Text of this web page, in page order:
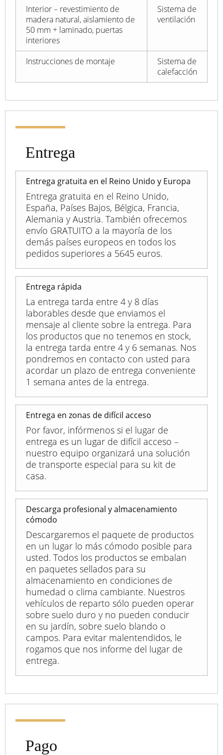
Interior – revestimiento de
madera natural, aislamiento de
50 mm + laminado, puertas
interiores
Sistema de
ventilación
Instrucciones de montaje
Sistema de
calefacción
Entrega
Entrega gratuita en el Reino Unido y Europa
Entrega gratuita en el Reino Unido,
España, Países Bajos, Bélgica, Francia,
Alemania y Austria. También ofrecemos
envío GRATUITO a la mayoría de los
demás países europeos en todos los
pedidos superiores a 5645 euros.
Entrega rápida
La entrega tarda entre 4 y 8 días
laborables desde que enviamos el
mensaje al cliente sobre la entrega. Para
los productos que no tenemos en stock,
la entrega tarda entre 4 y 6 semanas. Nos
pondremos en contacto con usted para
acordar un plazo de entrega conveniente
1 semana antes de la entrega.
Entrega en zonas de difícil acceso
Por favor, infórmenos si el lugar de
entrega es un lugar de difícil acceso –
nuestro equipo organizará una solución
de transporte especial para su kit de
casa.
Descarga profesional y almacenamiento
cómodo
Descargaremos el paquete de productos
en un lugar lo más cómodo posible para
usted. Todos los productos se embalan
en paquetes sellados para su
almacenamiento en condiciones de
humedad o clima cambiante. Nuestros
vehículos de reparto sólo pueden operar
sobre suelo duro y no pueden conducir
en su jardín, sobre suelo blando o
campos. Para evitar malentendidos, le
rogamos que nos informe del lugar de
entrega.
Pago